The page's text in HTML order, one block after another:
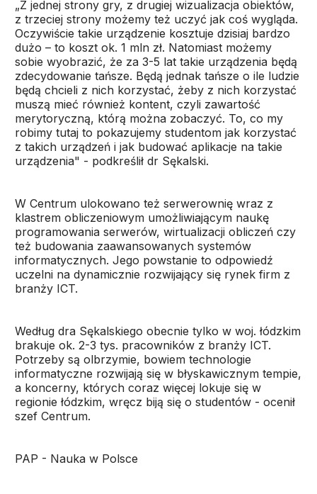
„Z jednej strony gry, z drugiej wizualizacja obiektów,
z trzeciej strony możemy też uczyć jak coś wygląda.
Oczywiście takie urządzenie kosztuje dzisiaj bardzo
dużo – to koszt ok. 1 mln zł. Natomiast możemy
sobie wyobrazić, że za 3-5 lat takie urządzenia będą
zdecydowanie tańsze. Będą jednak tańsze o ile ludzie
będą chcieli z nich korzystać, żeby z nich korzystać
muszą mieć również kontent, czyli zawartość
merytoryczną, którą można zobaczyć. To, co my
robimy tutaj to pokazujemy studentom jak korzystać
z takich urządzeń i jak budować aplikacje na takie
urządzenia" - podkreślił dr Sękalski.
W Centrum ulokowano też serwerownię wraz z
klastrem obliczeniowym umożliwiającym naukę
programowania serwerów, wirtualizacji obliczeń czy
też budowania zaawansowanych systemów
informatycznych. Jego powstanie to odpowiedź
uczelni na dynamicznie rozwijający się rynek firm z
branży ICT.
Według dra Sękalskiego obecnie tylko w woj. łódzkim
brakuje ok. 2-3 tys. pracowników z branży ICT.
Potrzeby są olbrzymie, bowiem technologie
informatyczne rozwijają się w błyskawicznym tempie,
a koncerny, których coraz więcej lokuje się w
regionie łódzkim, wręcz biją się o studentów - ocenił
szef Centrum.
PAP - Nauka w Polsce